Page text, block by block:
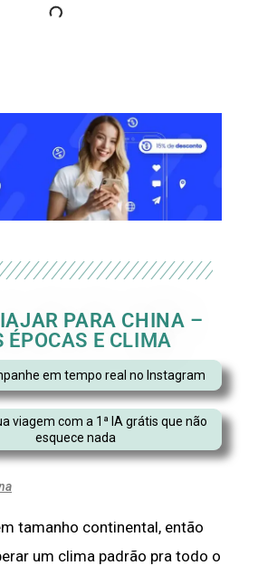
PARA CHINA –
ÉPOCAS E CLIMA
em tempo real no Instagram
viagem com a 1ª IA grátis que não
esquece nada
tamanho continental, então
um clima padrão pra todo o